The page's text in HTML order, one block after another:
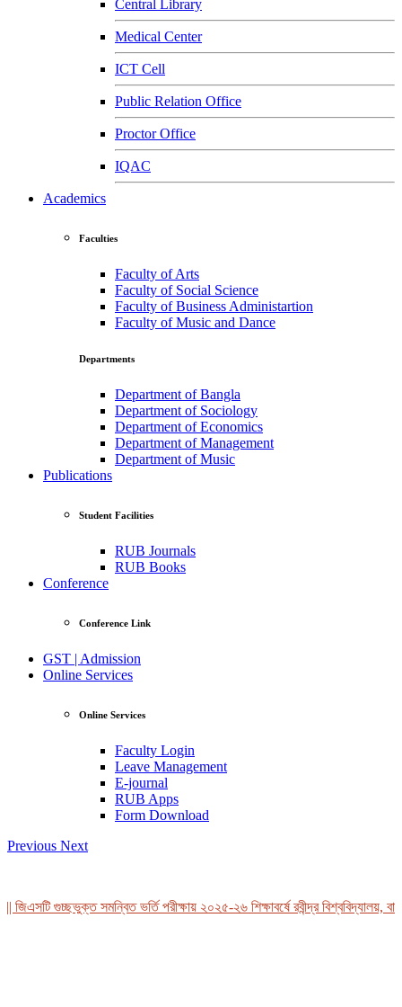
Central Library
Medical Center
ICT Cell
Public Relation Office
Proctor Office
IQAC
Academics
Faculties
Faculty of Arts
Faculty of Social Science
Faculty of Business Administartion
Faculty of Music and Dance
Departments
Department of Bangla
Department of Sociology
Department of Economics
Department of Management
Department of Music
Publications
Student Facilities
RUB Journals
RUB Books
Conference
Conference Link
GST | Admission
Online Services
Online Services
Faculty Login
Leave Management
E-journal
RUB Apps
Form Download
Previous Next
গুচ্ছভুক্ত সমন্বিত ভর্তি পরীক্ষায় ২০২৫-২৬ শিক্ষাবর্ষে রবীন্দ্র বিশ্ববিদ্যালয়,